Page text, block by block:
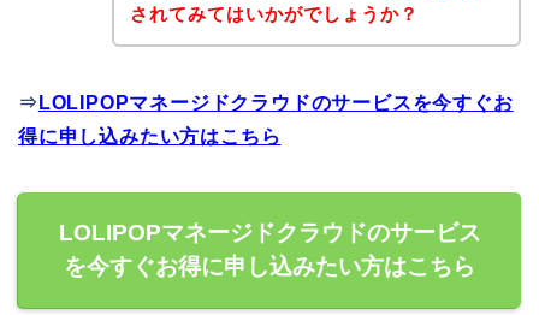
されてみてはいかがでしょうか？
⇒ LOLIPOPマネージドクラウドのサービスを今すぐお
得に申し込みたい方はこちら
LOLIPOPマネージドクラウドのサービス
を今すぐお得に申し込みたい方はこちら